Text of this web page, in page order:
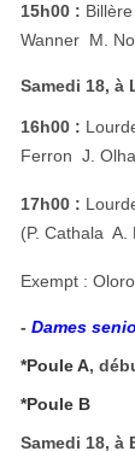
15h00 :
Wanner  M.
Samedi 18, à
16h00 :
Ferron  J.
17h00 :
(P. Cathala 
Exempt :
-Dames
*Poule A,
*Poule B
Samedi 18, à